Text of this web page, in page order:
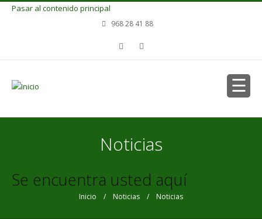
Pasar al contenido principal
968 28 41 88
Noticias
Se encuentra usted aquí
Inicio / Noticias / Noticias